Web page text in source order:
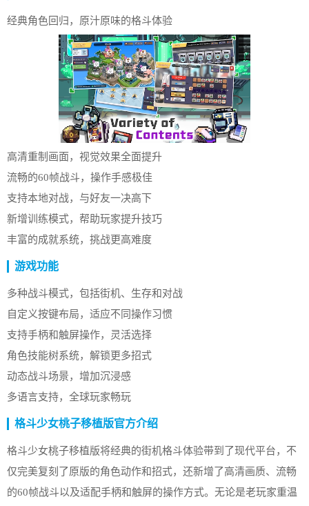
经典角色回归，原汁原味的格斗体验
高清重制画面，视觉效果全面提升
流畅的60帧战斗，操作手感极佳
支持本地对战，与好友一决高下
新增训练模式，帮助玩家提升技巧
丰富的成就系统，挑战更高难度
游戏功能
多种战斗模式，包括街机、生存和对战
自定义按键布局，适应不同操作习惯
支持手柄和触屏操作，灵活选择
角色技能树系统，解锁更多招式
动态战斗场景，增加沉浸感
多语言支持，全球玩家畅玩
格斗少女桃子移植版官方介绍
格斗少女桃子移植版将经典的街机格斗体验带到了现代平台，不
仅完美复刻了原版的角色动作和招式，还新增了高清画质、流畅
的60帧战斗以及适配手柄和触屏的操作方式。无论是老玩家重温